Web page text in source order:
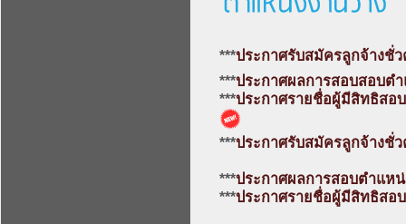
***ประกาศรับสมัครลูกจ้างชั่
***ประกาศผลการสอบสอบต
***ประกาศรายชื่อผู้มีสิทธิส
***ประกาศรับสมัครลูกจ้างชั่
***ประกาศผลการสอบตำแห
***ประกาศรายชื่อผู้มีสิทธิสอ